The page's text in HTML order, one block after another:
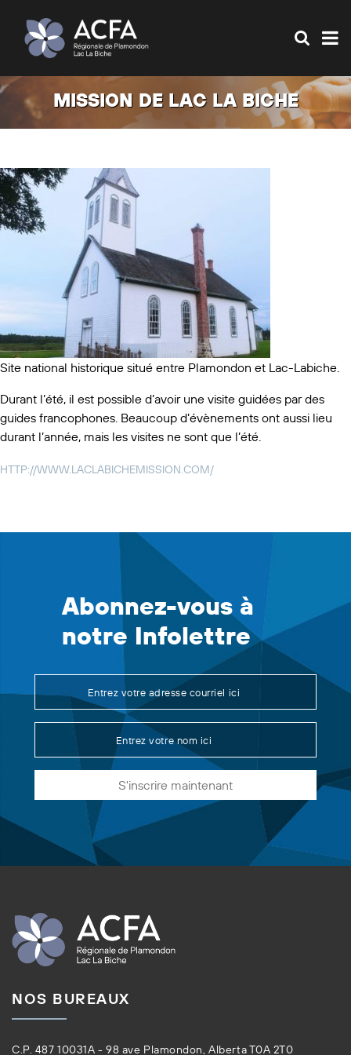
MISSION DE LAC LA BICHE
Site national historique situé entre Plamondon et Lac-Labiche.
Durant l’été, il est possible d’avoir une visite guidées par des
guides francophones. Beaucoup d’évènements ont aussi lieu
durant l’année, mais les visites ne sont que l’été.
HTTP://WWW.LACLABICHEMISSION.COM/
Abonnez-vous à
notre Infolettre
S'inscrire maintenant
NOS BUREAUX
C.P. 487 10031A - 98 ave Plamondon, Alberta T0A 2T0